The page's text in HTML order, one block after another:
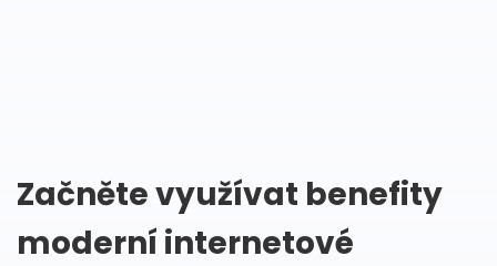
Začněte využívat benefity
moderní internetové